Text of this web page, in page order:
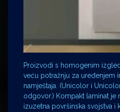
Proizvodi s homogenim
veću potražnju za uređenjem
namještaja. (Unicolor i
odgovor.) Kompakt laminat je
izuzetna površinska svojstva i